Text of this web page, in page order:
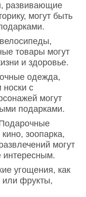
развивающие
могут быть
товары могут
и здоровье.
одежда,
носки с
могут
подарками.
зоопарка,
могут
интересным.
угощения, как
или фрукты,